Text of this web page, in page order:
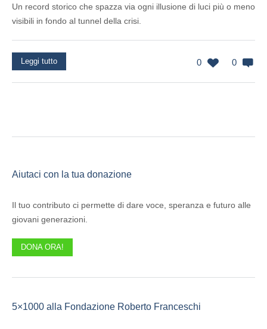
Un record storico che spazza via ogni illusione di luci più o meno
visibili in fondo al tunnel della crisi.
0 0
Leggi tutto
Aiutaci con la tua donazione
Il tuo contributo ci permette di dare voce, speranza e futuro alle
giovani generazioni.
DONA ORA!
5×1000 alla Fondazione Roberto Franceschi